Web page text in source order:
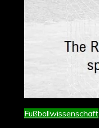
Fußballwissenschaft